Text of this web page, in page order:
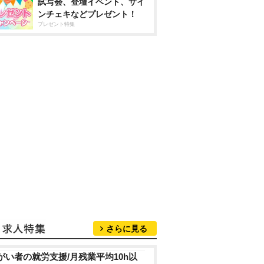
ンチェキなどプレゼント！
プレゼント特集
さらに見る
い者の就労支援/月残業平均10h以